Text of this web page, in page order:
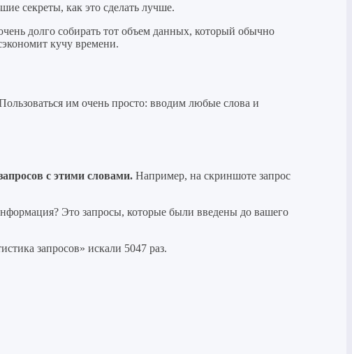
секреты, как это сделать лучше.
долго собирать тот объем данных, который обычно
кучу времени.
им очень просто: вводим любые слова и
с этими словами. Например, на скриншоте запрос
Это запросы, которые были введены до вашего
запросов» искали 5047 раз.